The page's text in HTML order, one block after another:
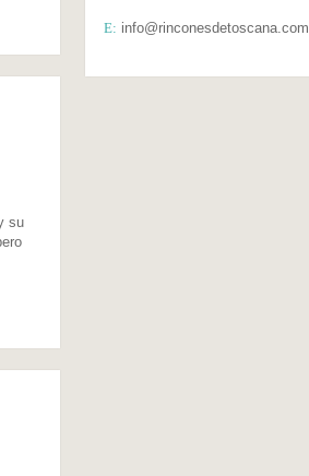
su
E: info@rinconesdetoscana.com